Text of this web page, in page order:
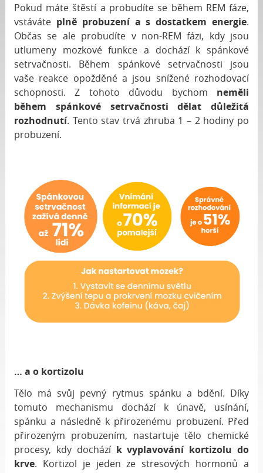
Pokud máte štěstí a probudíte se během REM fáze,
vstáváte plně probuzení a s dostatkem energie.
Občas se ale probudíte v non-REM fázi, kdy jsou
utlumeny mozkové funkce a dochází k spánkové
setrvačnosti. Během spánkové setrvačnosti jsou
vaše reakce opožděné a jsou snížené rozhodovací
schopnosti. Z tohoto důvodu bychom neměli
během spánkové setrvačnosti dělat důležitá
rozhodnutí. Tento stav trvá zhruba 1 – 2 hodiny po
probuzení.
… a o kortizolu
Tělo má svůj pevný rytmus spánku a bdění. Díky
tomuto mechanismu dochází k únavě, usínání,
spánku a následně k přirozenému probuzení. Před
přirozeným probuzením, nastartuje tělo chemické
procesy, kdy dochází k vyplavování kortizolu do
krve. Kortizol je jeden ze stresových hormonů a